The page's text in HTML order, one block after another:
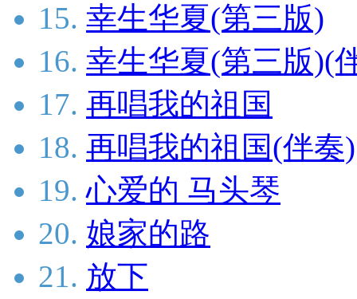
15. 幸生华夏(第三版)
16. 幸生华夏(第三版)(
17. 再唱我的祖国
18. 再唱我的祖国(伴奏)
19. 心爱的 马头琴
20. 娘家的路
21. 放下